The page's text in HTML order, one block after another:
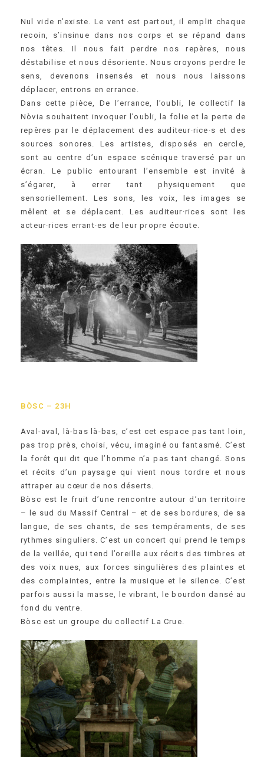
Nul vide n’existe. Le vent est partout, il emplit chaque
recoin, s’insinue dans nos corps et se répand dans
nos têtes. Il nous fait perdre nos repères, nous
déstabilise et nous désoriente. Nous croyons perdre le
sens, devenons insensés et nous nous laissons
déplacer, entrons en errance.
Dans cette pièce, De l’errance, l’oubli, le collectif la
Nòvia souhaitent invoquer l’oubli, la folie et la perte de
repères par le déplacement des auditeur·rice·s et des
sources sonores. Les artistes, disposés en cercle,
sont au centre d’un espace scénique traversé par un
écran. Le public entourant l’ensemble est invité à
s’égarer, à errer tant physiquement que
sensoriellement. Les sons, les voix, les images se
mêlent et se déplacent. Les auditeur·rices sont les
acteur·rices errant·es de leur propre écoute.
B ÒSC – 23H
Aval-aval, là-bas là-bas, c’est cet espace pas tant loin,
pas trop près, choisi, vécu, imaginé ou fantasmé. C’est
la forêt qui dit que l’homme n’a pas tant changé. Sons
et récits d’un paysage qui vient nous tordre et nous
attraper au cœur de nos déserts.
Bòsc est le fruit d’une rencontre autour d’un territoire
– le sud du Massif Central – et de ses bordures, de sa
langue, de ses chants, de ses tempéraments, de ses
rythmes singuliers. C’est un concert qui prend le temps
de la veillée, qui tend l’oreille aux récits des timbres et
des voix nues, aux forces singulières des plaintes et
des complaintes, entre la musique et le silence. C’est
parfois aussi la masse, le vibrant, le bourdon dansé au
fond du ventre.
Bòsc est un groupe du collectif La Crue.